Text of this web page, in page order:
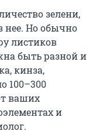
зелени,
нее. Но обычно
листиков
быть разной и
кинза,
100–300
ваших
и